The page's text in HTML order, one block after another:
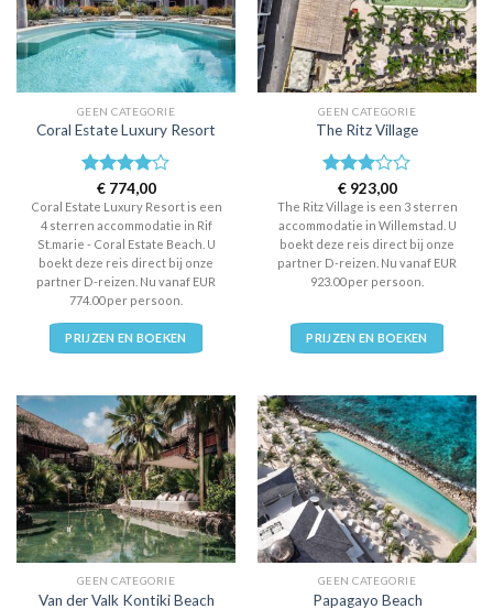
GEEN CATEGORIE
Coral Estate Luxury Resort
Waardering
4uit 5
€774,00
Coral Estate Luxury Resort is een
4 sterren accommodatie in Rif
St.marie - Coral Estate Beach. U
boekt deze reis direct bij onze
partner D-reizen. Nu vanaf EUR
774.00 per persoon.
PRIJZEN EN BOEKEN
GEEN CATEGORIE
The Ritz Village
Waardering
3uit 5
€923,00
The Ritz Village is een 3 sterren
accommodatie in Willemstad. U
boekt deze reis direct bij onze
partner D-reizen. Nu vanaf EUR
923.00 per persoon.
PRIJZEN EN BOEKEN
GEEN CATEGORIE
Van der Valk Kontiki Beach
GEEN CATEGORIE
Papagayo Beach